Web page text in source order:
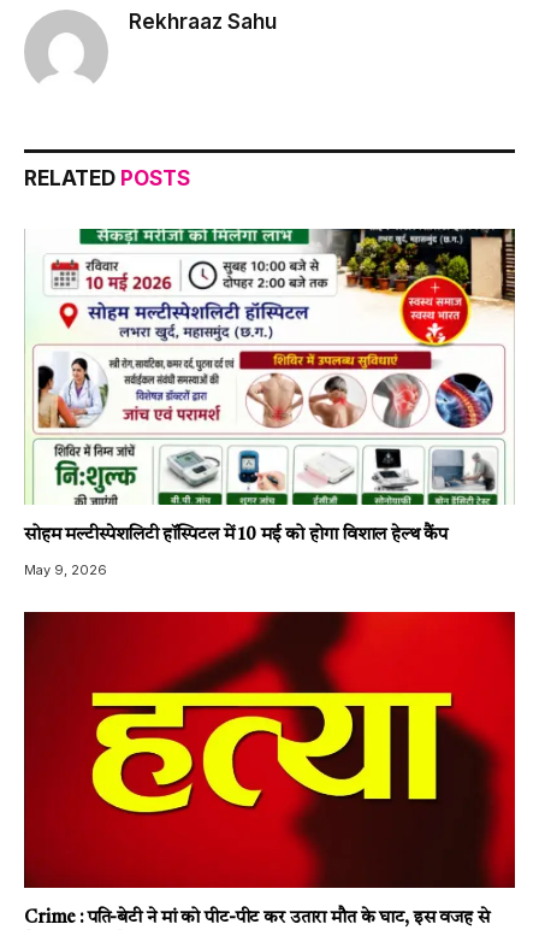
Rekhraaz Sahu
RELATED POSTS
सोहम मल्टीस्पेशलिटी हॉस्पिटल में 10 मई को होगा विशाल हेल्थ कैंप
May 9, 2026
Crime : पति-बेटी ने मां को पीट-पीट कर उतारा मौत के घाट, इस वजह से